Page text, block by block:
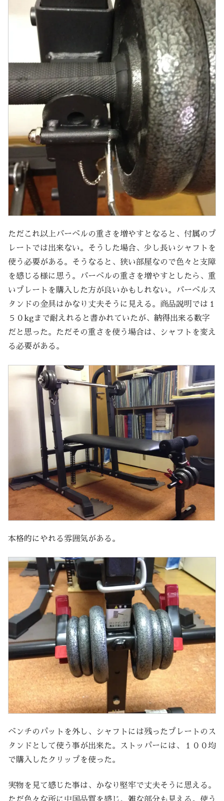
ただこれ以上バーベルの重さを増やすとなると、付属のプ
レートでは出来ない。そうした場合、少し長いシャフトを
使う必要がある。そうなると、狭い部屋なので色々と支障
を感じる様に思う。バーベルの重さを増やすとしたら、重
いプレートを購入した方が良いかもしれない。バーベルス
タンドの金具はかなり丈夫そうに見える。商品説明では１
５０kgまで耐えれると書かれていたが、納得出来る数字
だと思った。ただその重さを使う場合は、シャフトを変え
る必要がある。
本格的にやれる雰囲気がある。
ベンチのパットを外し、シャフトには残ったプレートのス
タンドとして使う事が出来た。ストッパーには、１００均
で購入したクリップを使った。
実物を見て感じた事は、かなり堅牢で丈夫そうに思える。
ただ色々な所に中国品質を感じ、雑な部分も見える。使う